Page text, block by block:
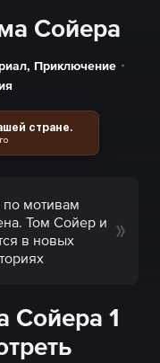
Сойера
, Приключение
стране.
по мотивам
Том Сойер и
в новых
Сойера 1